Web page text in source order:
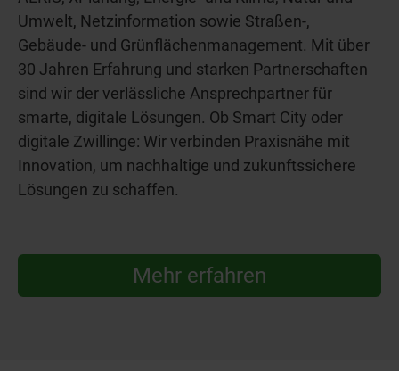
Umwelt, Netzinformation sowie Straßen-,
Gebäude- und Grünflächenmanagement. Mit über
30 Jahren Erfahrung und starken Partnerschaften
sind wir der verlässliche Ansprechpartner für
smarte, digitale Lösungen. Ob Smart City oder
digitale Zwillinge: Wir verbinden Praxisnähe mit
Innovation, um nachhaltige und zukunftssichere
Lösungen zu schaffen.
Mehr erfahren